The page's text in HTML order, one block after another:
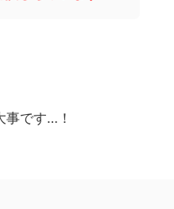
事です…！